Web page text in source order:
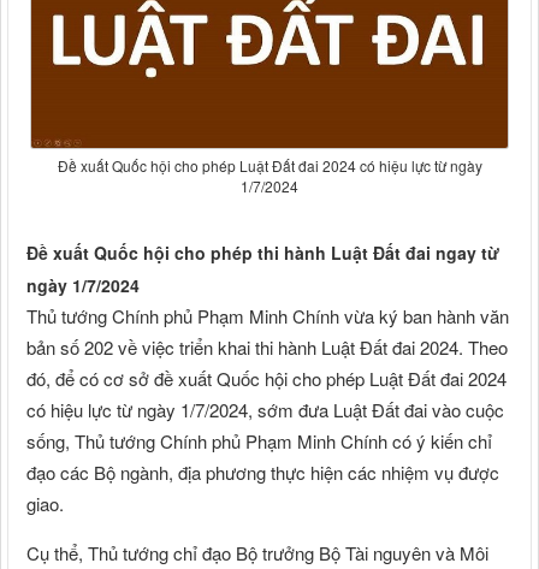
Đề xuất Quốc hội cho phép Luật Đất đai 2024 có hiệu lực từ ngày
1/7/2024
Đề xuất Quốc hội cho phép thi hành Luật Đất đai ngay từ
ngày 1/7/2024
Thủ tướng Chính phủ Phạm Minh Chính vừa ký ban hành văn
bản số 202 về việc triển khai thi hành Luật Đất đai 2024. Theo
đó, để có cơ sở đề xuất Quốc hội cho phép Luật Đất đai 2024
có hiệu lực từ ngày 1/7/2024, sớm đưa Luật Đất đai vào cuộc
sống, Thủ tướng Chính phủ Phạm Minh Chính có ý kiến chỉ
đạo các Bộ ngành, địa phương thực hiện các nhiệm vụ được
giao.
Cụ thể, Thủ tướng chỉ đạo Bộ trưởng Bộ Tài nguyên và Môi